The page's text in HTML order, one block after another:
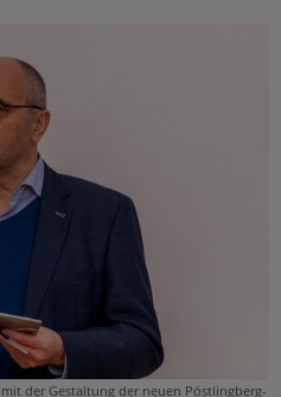
der Gestaltung der neuen Pöstlingberg-